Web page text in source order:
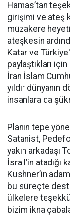
Hamas’tan
girişimi ve ateş
müzakere
ateşkesin
Katar ve
paylaştıkları
İran İslam
yıldır dünyanın
insanlara da
Planın tepe
Satanist,
yakın arkadaşı
İsrail’in
Kushner’in
bu süreçte
ülkelere
bizim ikna